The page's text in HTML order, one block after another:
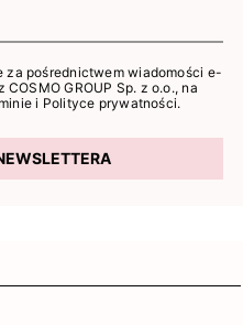
za pośrednictwem wiadomości e-
GROUP Sp. z o.o., na
i Polityce prywatności.